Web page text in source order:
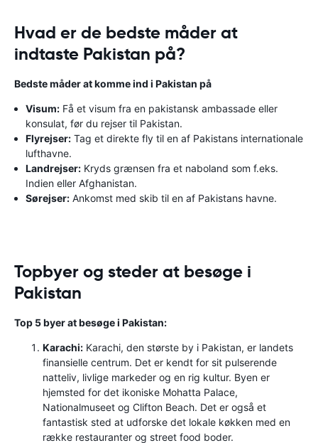
Hvad er de bedste måder at
indtaste Pakistan på?
Bedste måder at komme ind i Pakistan på
Visum: Få et visum fra en pakistansk ambassade eller
konsulat, før du rejser til Pakistan.
Flyrejser: Tag et direkte fly til en af ​​Pakistans internationale
lufthavne.
Landrejser: Kryds grænsen fra et naboland som f.eks.
Indien eller Afghanistan.
Sørejser: Ankomst med skib til en af ​​Pakistans havne.
Topbyer og steder at besøge i
Pakistan
Top 5 byer at besøge i Pakistan:
Karachi: Karachi, den største by i Pakistan, er landets
finansielle centrum. Det er kendt for sit pulserende
natteliv, livlige markeder og en rig kultur. Byen er
hjemsted for det ikoniske Mohatta Palace,
Nationalmuseet og Clifton Beach. Det er også et
fantastisk sted at udforske det lokale køkken med en
række restauranter og street food boder.